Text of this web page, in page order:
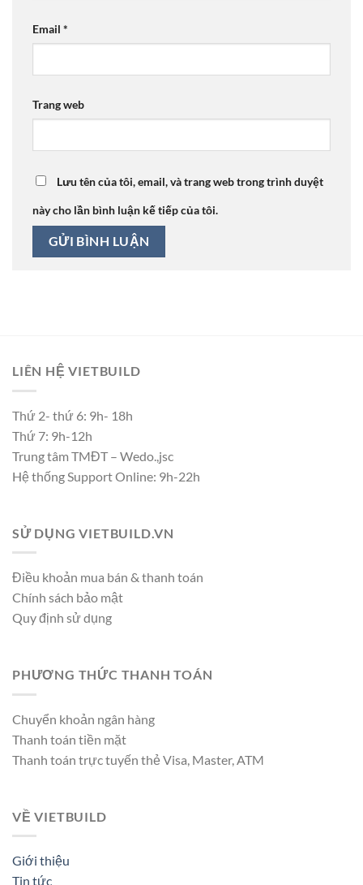
Email *
Trang web
Lưu tên của tôi, email, và trang web trong trình duyệt
này cho lần bình luận kế tiếp của tôi.
LIÊN HỆ VIETBUILD
Thứ 2- thứ 6: 9h- 18h
Thứ 7: 9h-12h
Trung tâm TMĐT – Wedo.,jsc
Hệ thống Support Online: 9h-22h
SỬ DỤNG VIETBUILD.VN
Điều khoản mua bán & thanh toán
Chính sách bảo mật
Quy định sử dụng
PHƯƠNG THỨC THANH TOÁN
Chuyển khoản ngân hàng
Thanh toán tiền mặt
Thanh toán trực tuyến thẻ Visa, Master, ATM
VỀ VIETBUILD
Giới thiệu
Tin tức